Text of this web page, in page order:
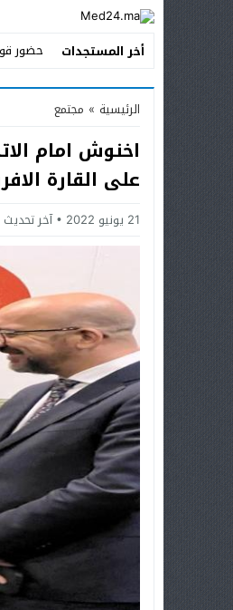
أخر المستجدات
حضور
Stop
Next
الرئيسية » مجتمع
اخنوش امام
على القارة
21 يونيو 2022 آخر